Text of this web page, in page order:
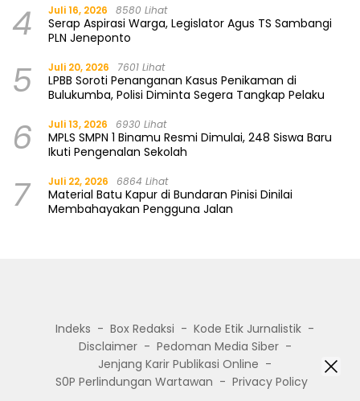
4 Juli 16, 2026 8580 Lihat
Serap Aspirasi Warga, Legislator Agus TS Sambangi
PLN Jeneponto
5 Juli 20, 2026 7601 Lihat
LPBB Soroti Penanganan Kasus Penikaman di
Bulukumba, Polisi Diminta Segera Tangkap Pelaku
6 Juli 13, 2026 6930 Lihat
MPLS SMPN 1 Binamu Resmi Dimulai, 248 Siswa Baru
Ikuti Pengenalan Sekolah
7 Juli 22, 2026 6864 Lihat
Material Batu Kapur di Bundaran Pinisi Dinilai
Membahayakan Pengguna Jalan
Indeks Box Redaksi
Kode Etik Jurnalistik
Disclaimer
Pedoman Media Siber
Jenjang Karir Publikasi Online
S0P Perlindungan Wartawan
Privacy Policy